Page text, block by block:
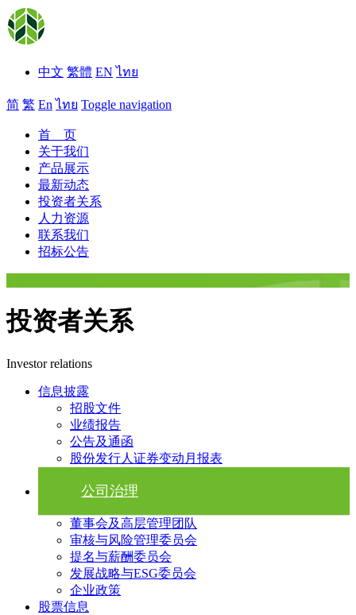
中文 繁體 EN ไทย
简 繁 En ไทย Toggle navigation
首 页
关于我们
产品展示
最新动态
投资者关系
人力资源
联系我们
招标公告
投资者关系
Investor relations
信息披露
招股文件
业绩报告
公告及通函
股份发行人证券变动月报表
公司治理
董事会及高层管理团队
审核与风险管理委员会
提名与薪酬委员会
发展战略与ESG委员会
企业政策
股票信息